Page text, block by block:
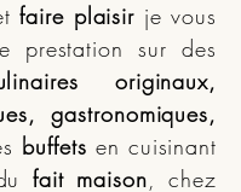
faire plaisir je vous
prestation sur des
originaux,
gastronomiques,
buffets en cuisinant
fait maison, chez